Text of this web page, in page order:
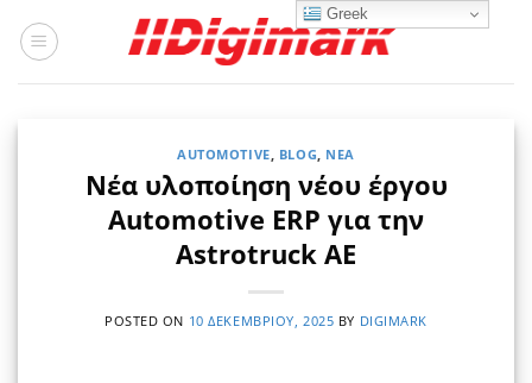
στο
AUTOMOTIVE, BLOG, ΝΈΑ
Νέα υλοποίηση νέου έργου
Automotive ERP για την
Astrotruck AE
POSTED ON 10 ΔΕΚΕΜΒΡΊΟΥ, 2025 BY DIGIMARK
Greek